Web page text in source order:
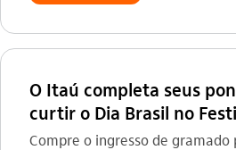
O Itaú completa seus
curtir o Dia Brasil no
Compre o ingresso de gramado